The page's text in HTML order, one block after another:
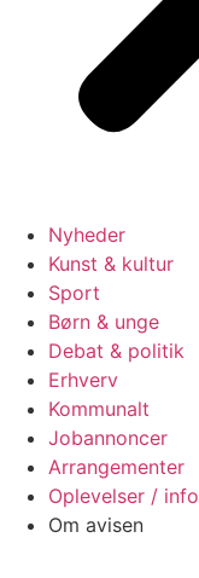
Nyheder
Kunst & kultur
Sport
Børn & unge
Debat & politik
Erhverv
Kommunalt
Jobannoncer
Arrangementer
Oplevelser / info
Om avisen